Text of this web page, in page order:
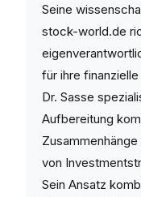
Seine
stock-world.de
für ihre
Dr. Sasse
Aufbereitung
von
Sein Ansatz